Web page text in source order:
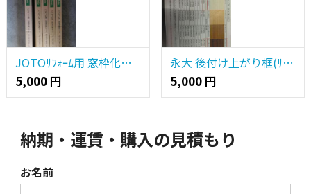
JOTOﾘﾌｫｰﾑ用 窓枠化粧ｶﾊﾞｰ 3m物
5,000 円
永大 後付け上がり框(ﾘﾌｫｰﾑ框)
5,000 円
納期・運賃・購入の見積もり
お名前